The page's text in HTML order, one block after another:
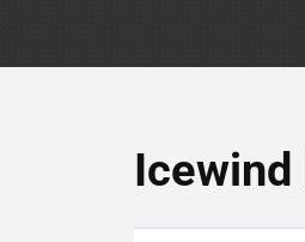
Icewind